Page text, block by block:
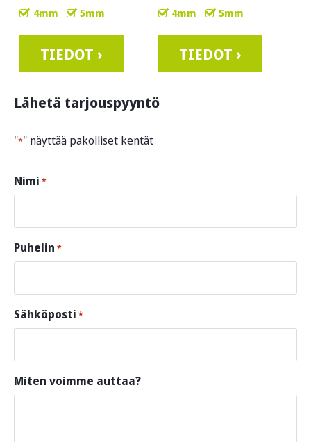
4mm 5mm
TIEDOT ›
4mm 5mm
TIEDOT ›
Lähetä tarjouspyyntö
"*" näyttää pakolliset kentät
Nimi *
Puhelin *
Sähköposti *
Miten voimme auttaa?